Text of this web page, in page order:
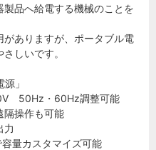
品へ給電する機械のことを
ありますが、ポータブル電
しいです。
」
50Hz・60Hz調整可能
隔操作も可能
力
容量カスタマイズ可能